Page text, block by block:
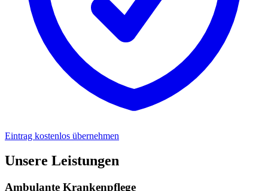
Eintrag kostenlos übernehmen
Unsere Leistungen
Ambulante Krankenpflege